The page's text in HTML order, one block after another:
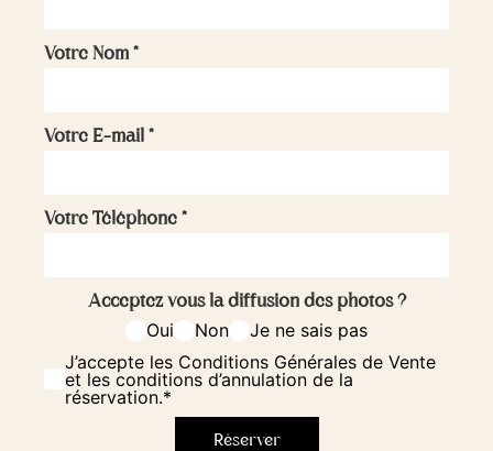
Gris
Votre Nom *
Votre E-mail *
Votre Téléphone *
Acceptez vous la diffusion des photos ?
Oui Non
Je ne sais pas
J’accepte les Conditions Générales de Vente
et les conditions d’annulation de la
réservation.*
Réserver